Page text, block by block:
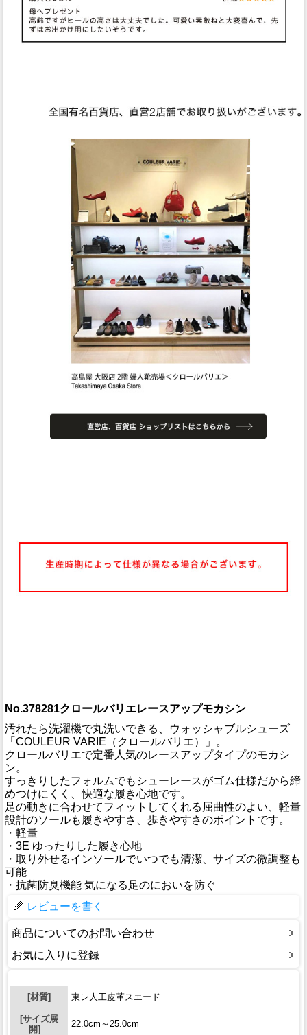
No.378281クロールバリエレースアップモカシン
汚れたら洗濯機で丸洗いできる、ウォッシャブルシューズ
「COULEUR VARIE（クロールバリエ）」。
クロールバリエで定番人気のレースアップタイプのモカシ
ン。
すっきりしたフォルムでもシューレースがゴム仕様だから締
めつけにくく、快適な履き心地です。
足の動きに合わせてフィットしてくれる屈曲性のよい、軽量
設計のソールも履きやすさ、歩きやすさのポイントです。
・軽量
・3E ゆったりした履き心地
・取り外せるインソールでいつでも清潔、サイズの微調整も
可能
・抗菌防臭機能 気になる足のにおいを防ぐ
レビューを書く
商品についてのお問い合わせ
お気に入りに登録
[材質] 東レ人工皮革スエード
[サイズ展
開]
22.0cm～25.0cm